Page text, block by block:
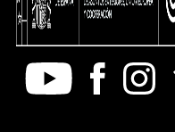
Youtube Facebook